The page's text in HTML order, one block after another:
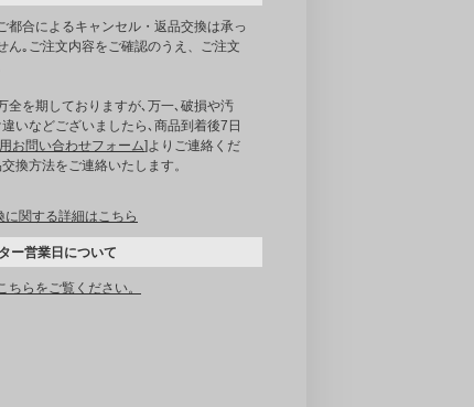
都合によるキャンセル・返品交換は承っ
ん｡ご注文内容をご確認のうえ、ご注文
全を期しておりますが､万一､破損や汚
いなどございましたら､商品到着後7日
お問い合わせフォーム]よりご連絡くだ
換方法をご連絡いたします。
に関する詳細はこちら
ー営業日について
こちらをご覧ください。